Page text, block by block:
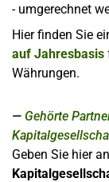
- umgerechnet
Hier finden Sie
auf Jahresbasis
Währungen.
Gehörte
Geben Sie hier